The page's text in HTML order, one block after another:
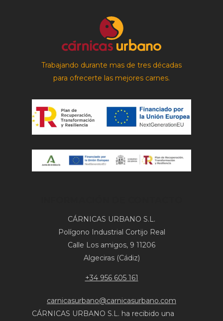
Trabajando durante mas de tres décadas
para ofrecerte las mejores carnes.
CÁRNICAS URBANO S.L.
Polígono Industrial Cortijo Real
Calle Los amigos, 9 11206
Algeciras (Cádiz)
+34 956 605 161
carnicasurbano@carnicasurbano.com
CÁRNICAS URBANO S.L. ha recibido una